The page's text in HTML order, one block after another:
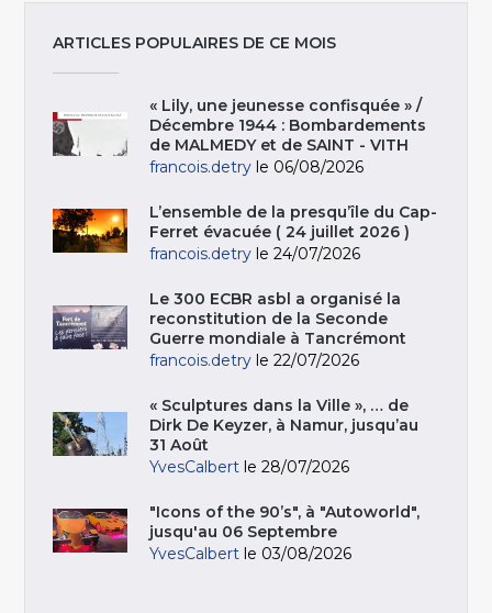
ARTICLES POPULAIRES DE CE MOIS
« Lily, une jeunesse confisquée » /
Décembre 1944 : Bombardements
de MALMEDY et de SAINT - VITH
francois.detry le 06/08/2026
L’ensemble de la presqu’île du Cap-
Ferret évacuée ( 24 juillet 2026 )
francois.detry le 24/07/2026
Le 300 ECBR asbl a organisé la
reconstitution de la Seconde
Guerre mondiale à Tancrémont
francois.detry le 22/07/2026
« Sculptures dans la Ville », … de
Dirk De Keyzer, à Namur, jusqu’au
31 Août
YvesCalbert le 28/07/2026
"Icons of the 90’s", à "Autoworld",
jusqu'au 06 Septembre
YvesCalbert le 03/08/2026